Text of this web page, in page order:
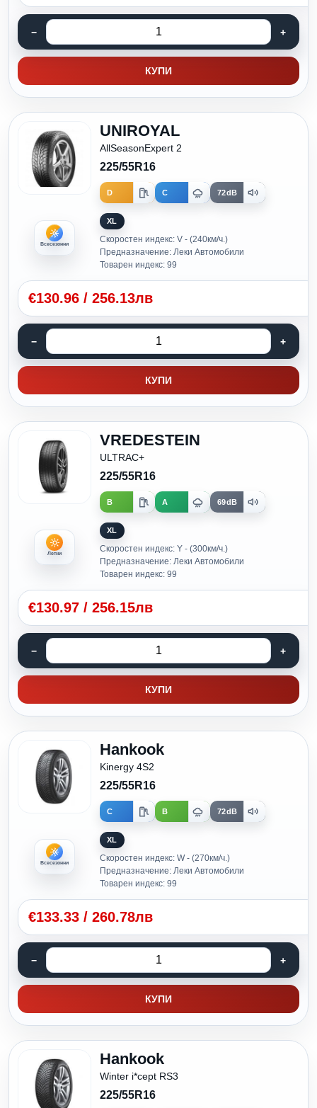
КУПИ
Всесезонни
UNIROYAL
AllSeasonExpert 2
225/55R16
D C 72dB
XL
Скоростен индекс: V - (240км/ч.)
Предназначение: Леки Автомобили
Товарен индекс: 99
€130.96 / 256.13лв
КУПИ
Летни
VREDESTEIN
ULTRAC+
225/55R16
B A 69dB
XL
Скоростен индекс: Y - (300км/ч.)
Предназначение: Леки Автомобили
Товарен индекс: 99
€130.97 / 256.15лв
КУПИ
Всесезонни
Hankook
Kinergy 4S2
225/55R16
C B 72dB
XL
Скоростен индекс: W - (270км/ч.)
Предназначение: Леки Автомобили
Товарен индекс: 99
€133.33 / 260.78лв
КУПИ
Hankook
Winter i*cept RS3
225/55R16